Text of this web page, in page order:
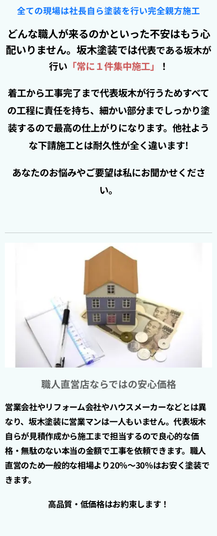
全ての現場は社長自ら塗装を行い完全親方施工
どんな職人が来るのかといった不安はもう心
配いりません。坂木塗装では代表である坂木が
行い「常に１件集中施工」
！
着工から工事完了まで代表坂木が行うためすべて
の工程に責任を持ち、細かい部分までしっかり塗
装するので最高の仕上がりになります。他社よう
な下請施工とは耐久性が全く違います!
あなたのお悩みやご要望は私にお聞かせくださ
い。
職人直営店ならではの安心価格
営業会社やリフォーム会社やハウスメーカーなどとは異
なり、坂木塗装に営業マンは一人もいません。代表坂木
自らが見積作成から施工まで担当するので良心的な価
格・無駄のない本当の金額で工事を依頼できます。職人
直営のため一般的な相場より20％～30％はお安く塗装で
きます。
高品質・低価格はお約束します！